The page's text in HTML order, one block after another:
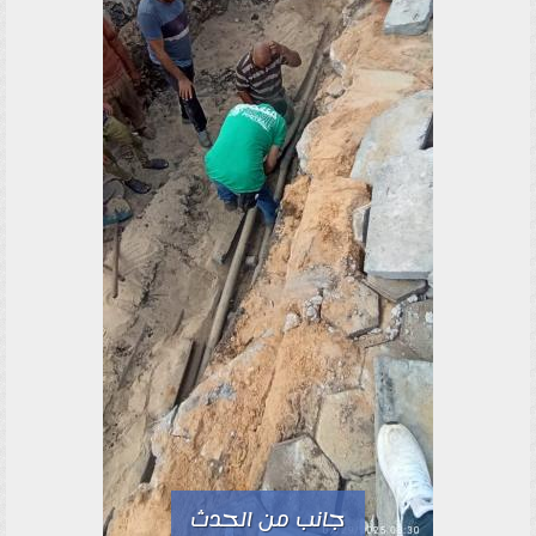
جانب من الحدث